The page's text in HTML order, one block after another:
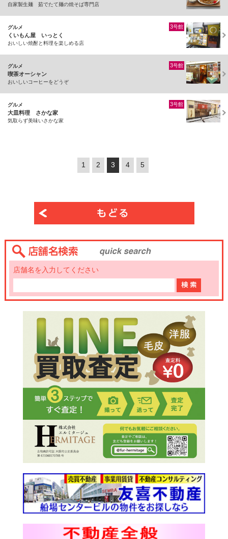
自家製生麺 茹でたて麺の焼そば専門店
グルメ
くいもん屋 いっとく
おいしい焼酎と料理を楽しめる店
3号館
グルメ
喫茶オーシャン
おいしいコーヒーをどうぞ
3号館
グルメ
大皿料理 さかな家
気取らず美味いさかな家
3号館
1 2 3 4 5
店舗名を入力してください